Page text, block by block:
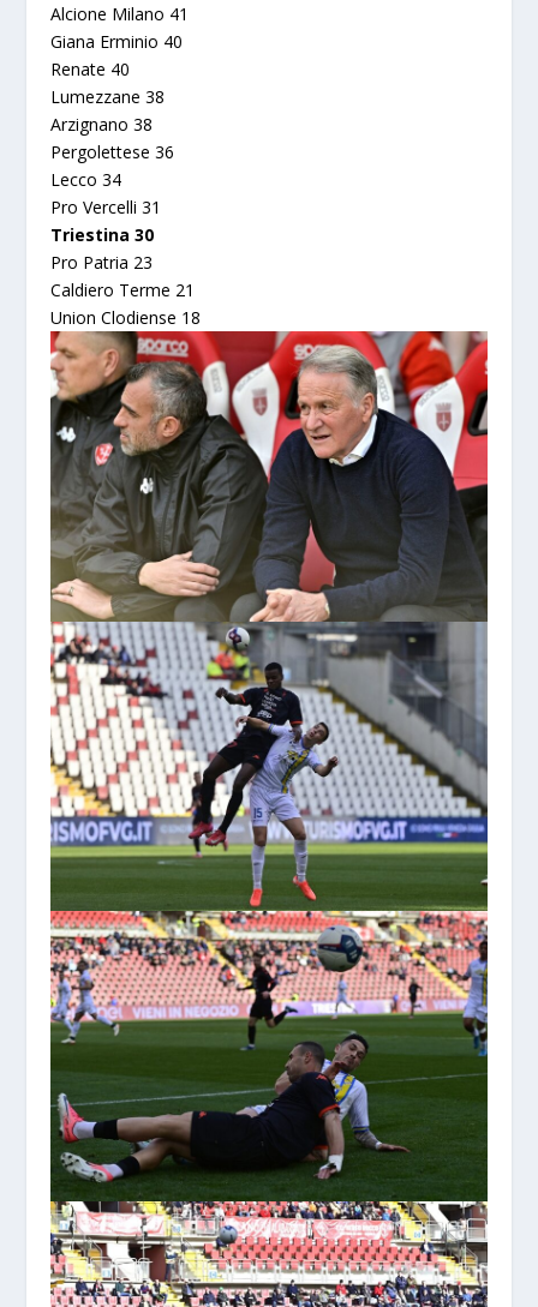
Alcione Milano 41
Giana Erminio 40
Renate 40
Lumezzane 38
Arzignano 38
Pergolettese 36
Lecco 34
Pro Vercelli 31
Triestina 30
Pro Patria 23
Caldiero Terme 21
Union Clodiense 18